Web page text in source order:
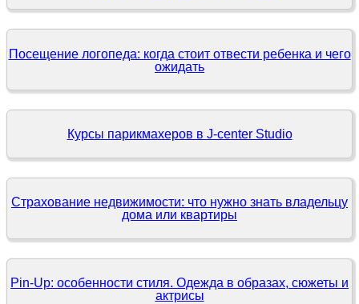
Посещение логопеда: когда стоит отвести ребенка и чего
ожидать
Курсы парикмахеров в J-center Studio
Страхование недвижимости: что нужно знать владельцу
дома или квартиры
Pin-Up: особенности стиля. Одежда в образах, сюжеты и
актрисы